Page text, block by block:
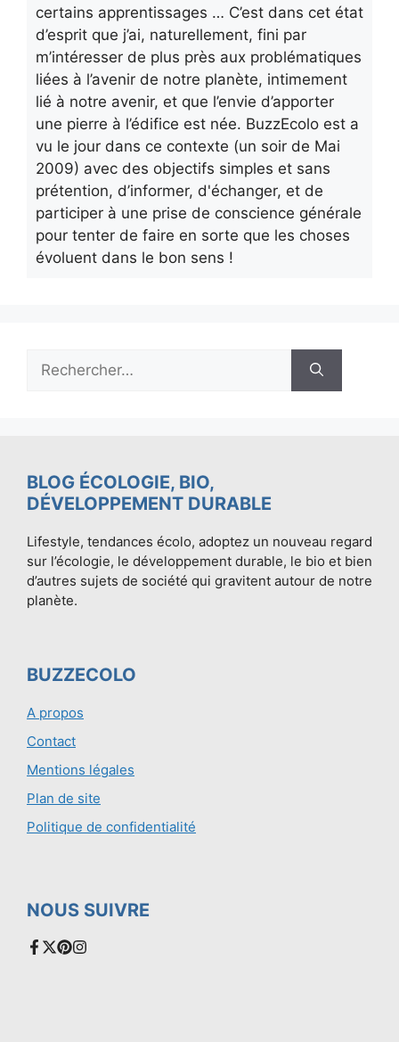
certains apprentissages … C’est dans cet état
d’esprit que j’ai, naturellement, fini par
m’intéresser de plus près aux problématiques
liées à l’avenir de notre planète, intimement
lié à notre avenir, et que l’envie d’apporter
une pierre à l’édifice est née. BuzzEcolo est a
vu le jour dans ce contexte (un soir de Mai
2009) avec des objectifs simples et sans
prétention, d’informer, d'échanger, et de
participer à une prise de conscience générale
pour tenter de faire en sorte que les choses
évoluent dans le bon sens !
Rechercher :
BLOG ÉCOLOGIE, BIO,
DÉVELOPPEMENT DURABLE
Lifestyle, tendances écolo, adoptez un nouveau regard
sur l’écologie, le développement durable, le bio et bien
d’autres sujets de société qui gravitent autour de notre
planète.
BUZZECOLO
A propos
Contact
Mentions légales
Plan de site
Politique de confidentialité
NOUS SUIVRE